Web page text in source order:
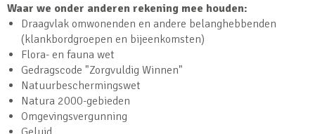
Waar we onder anderen rekening mee houden:
Draagvlak omwonenden en andere belanghebbenden
(klankbordgroepen en bijeenkomsten)
Flora- en fauna wet
Gedragscode "Zorgvuldig Winnen"
Natuurbeschermingswet
Natura 2000-gebieden
Omgevingsvergunning